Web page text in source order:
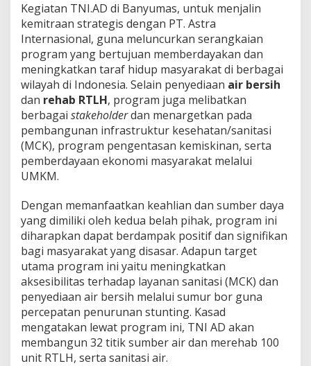
Kegiatan TNI.AD di Banyumas, untuk menjalin
kemitraan strategis dengan PT. Astra
Internasional, guna meluncurkan serangkaian
program yang bertujuan memberdayakan dan
meningkatkan taraf hidup masyarakat di berbagai
wilayah di Indonesia. Selain penyediaan air bersih
dan rehab RTLH, program juga melibatkan
berbagai stakeholderdan menargetkan pada
pembangunan infrastruktur kesehatan/sanitasi
(MCK), program pengentasan kemiskinan, serta
pemberdayaan ekonomi masyarakat melalui
UMKM.
Dengan memanfaatkan keahlian dan sumber daya
yang dimiliki oleh kedua belah pihak, program ini
diharapkan dapat berdampak positif dan signifikan
bagi masyarakat yang disasar. Adapun target
utama program ini yaitu meningkatkan
aksesibilitas terhadap layanan sanitasi (MCK) dan
penyediaan air bersih melalui sumur bor guna
percepatan penurunan stunting. Kasad
mengatakan lewat program ini, TNI AD akan
membangun 32 titik sumber air dan merehab 100
unit RTLH, serta sanitasi air.